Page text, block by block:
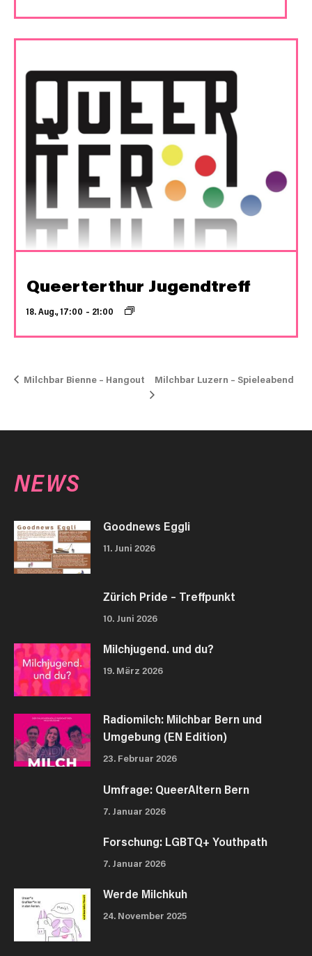
Queerterthur Jugendtreff
18. Aug., 17:00 – 21:00
Milchbar Bienne – Hangout Milchbar Luzern – Spieleabend
NEWS
Goodnews Eggli
11. Juni 2026
Zürich Pride – Treffpunkt
10. Juni 2026
Milchjugend. und du?
19. März 2026
Radiomilch: Milchbar Bern und
Umgebung (EN Edition)
23. Februar 2026
Umfrage: QueerAltern Bern
7. Januar 2026
Forschung: LGBTQ+ Youthpath
7. Januar 2026
Werde Milchkuh
24. November 2025